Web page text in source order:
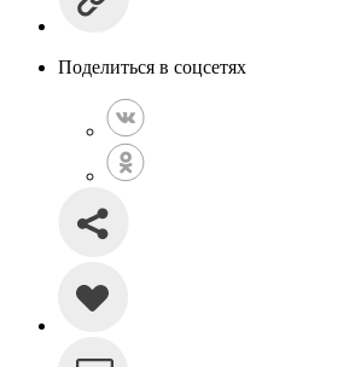
Поделиться в соцсетях